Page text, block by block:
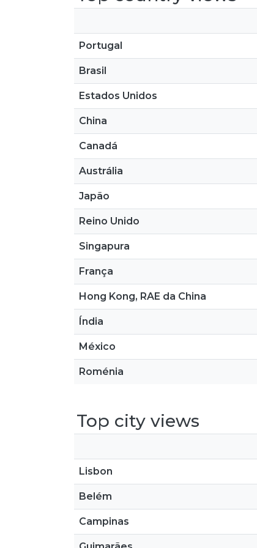
Portugal
Brasil
Estados Unidos
China
Canadá
Austrália
Japão
Reino Unido
Singapura
França
Hong Kong, RAE da China
Índia
México
Roménia
Top city views
Lisbon
Belém
Campinas